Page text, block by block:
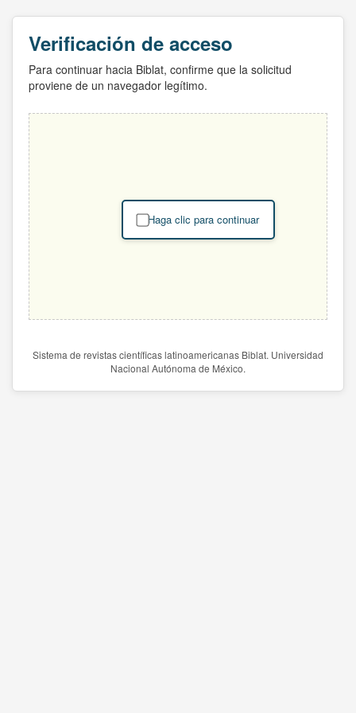
Verificación de acceso
Para continuar hacia Biblat, confirme que la solicitud
proviene de un navegador legítimo.
Haga clic para continuar
Sistema de revistas científicas latinoamericanas Biblat. Universidad
Nacional Autónoma de México.